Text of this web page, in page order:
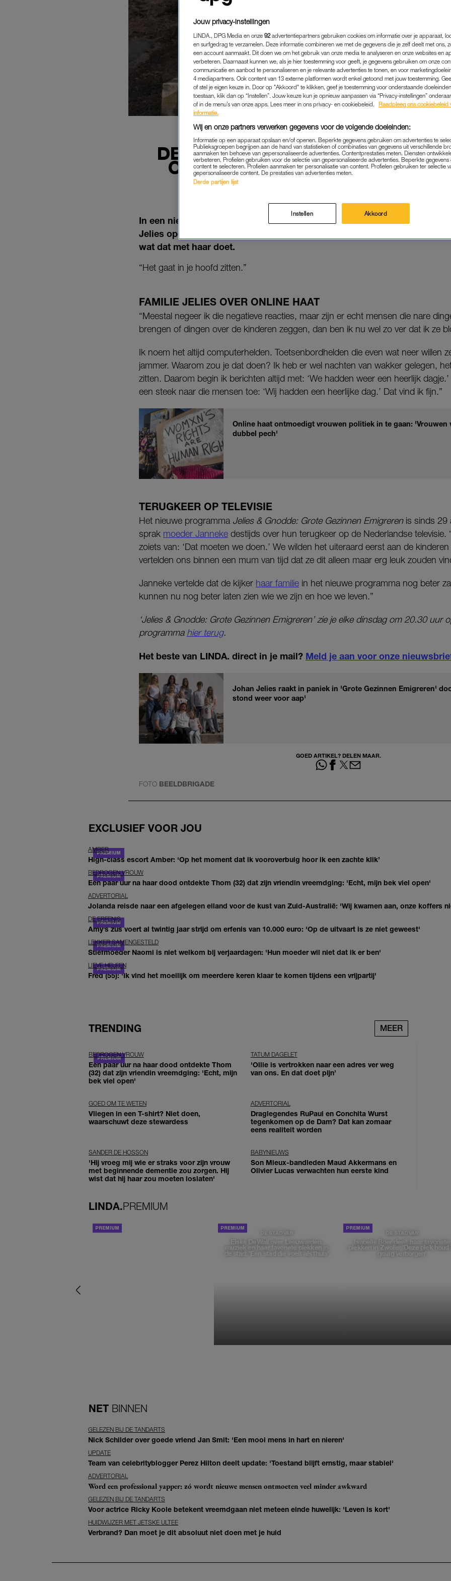
DE FAMILIE JELIES HEEFT TE
ONLINE HAAT: 'IK HEB ER
WAKKER GELEGEN'
MEDIA |BEKEND
In een nieuwe aflevering van
Jelies & Gnodde: Grote Gezinnen
Jelies openhartig dat zij en haar gezin regelmatig worden
wat dat met haar doet.
“Het gaat in je hoofd zitten.”
FAMILIE JELIES OVER ONLINE HAAT
“Meestal negeer ik die negatieve reacties, maar zijn er echt mensen die nare
brengen of dingen over de kinderen zeggen, dan ben ik nu wel zo ver dat ik ze
Ik noem het altijd computerhelden. Toetsenbordhelden die even wat neer willen
jammer. Waarom zou je dat doen? Ik heb er wel nachten van wakker gelegen,
zitten. Daarom begin ik berichten altijd met: ‘We hadden weer een heerlijk
een steek naar die mensen toe: ‘Wij hadden een heerlijke dag.’ Dat vind ik fijn.”
Online haat ontmoedigt vrouwen politiek in te gaan: 'Vrouwen
dubbel pech'
TERUGKEER OP TELEVISIE
Het nieuwe programma Jelies & Gnodde: Grote Gezinnen Emigreren is sinds 29
sprak moeder Janneke destijds over hun terugkeer op de Nederlandse televisie.
zoiets van: ‘Dat moeten we doen.’ We wilden het uiteraard eerst aan de
vertelden ons binnen een mum van tijd dat ze dit alleen maar erg leuk zouden
Janneke vertelde dat de kijker haar familie in het nieuwe programma nog beter
kunnen nu nog beter laten zien wie we zijn en hoe we leven.”
‘Jelies & Gnodde: Grote Gezinnen Emigreren’ zie je elke dinsdag om 20.30 uur
programma hier terug.
Het beste van LINDA. direct in je mail? Meld je aan voor onze
Johan Jelies raakt in paniek in 'Grote Gezinnen Emigreren'
stond weer voor aap'
GOED ARTIKEL? DELEN MAAR.
FOTO BEELDBRIGADE
EXCLUSIEF VOOR JOU
AMBER
High-class escort Amber: ‘Op het moment dat ik vooroverbuig hoor ik een zachte klik’
BEDROGEN VROUW
Een paar uur na haar dood ontdekte Thom (32) dat zijn vriendin vreemdging: 'Echt, mijn bek viel open'
ADVERTORIAL
Jolanda reisde naar een afgelegen eiland voor de kust van Zuid-Australië: 'Wij kwamen aan, onze koffers
DE ERFENIS
Amy’s zus voert al twintig jaar strijd om erfenis van 10.000 euro: 'Op de uitvaart is ze niet geweest'
LEKKER SAMENGESTELD
Stiefmoeder Naomi is niet welkom bij verjaardagen: 'Hun moeder wil niet dat ik er ben'
LIEVE HELEEN
Fred (55): 'Ik vind het moeilijk om meerdere keren klaar te komen tijdens een vrijpartij'
TRENDING MEER
BEDROGEN VROUW
Een paar uur na haar dood ontdekte Thom
(32) dat zijn vriendin vreemdging: 'Echt, mijn
bek viel open'
TATUM DAGELET
'Ollie is vertrokken naar een adres ver weg
van ons. En dat doet pijn’
GOED OM TE WETEN
Vliegen in een T-shirt? Niet doen,
waarschuwt deze stewardess
ADVERTORIAL
Draglegendes RuPaul en Conchita Wurst
tegenkomen op de Dam? Dat kan zomaar
eens realiteit worden
SANDER DE HOSSON
'Hij vroeg mij wie er straks voor zijn vrouw
met beginnende dementie zou zorgen. Hij
wist dat hij haar zou moeten loslaten'
BABYNIEUWS
Son Mieux-bandleden Maud Akkermans en
Olivier Lucas verwachten hun eerste kind
LINDA.PREMIUM
DE STAD VAN
Elske DeWall over Leeuwarden,
muziek en haar favoriete plekken in
de stad: 'Een stad die voelt als thuis'
DE STAD VAN
Isabelle Boer deelt haar favoriete
plekken in Zwolle: 'Deze plek houd
graag verborgen'
NET BINNEN
GELEZEN BIJ DE TANDARTS
Nick Schilder over goede vriend Jan Smit: 'Een mooi mens in hart en nieren'
UPDATE
Team van celebrityblogger Perez Hilton deelt update: 'Toestand blijft ernstig, maar stabiel'
ADVERTORIAL
Word een professional yapper: zó wordt nieuwe mensen ontmoeten veel minder awkward
GELEZEN BIJ DE TANDARTS
Voor actrice Ricky Koole betekent vreemdgaan niet meteen einde huwelijk: 'Leven is kort'
HUIDWIJZER MET JETSKE ULTEE
Verbrand? Dan moet je dit absoluut niet doen met je huid
Jouw privacy-instellingen
LINDA., DPG Media en onze 92 advertentiepartners gebruiken cookies om informatie over je apparaat,
en surfgedrag te verzamelen. Deze informatie combineren we met de gegevens die je zelf deelt met ons,
een account aanmaakt. Dit doen we om het gebruik van onze media te analyseren en onze websites en
verbeteren. Daarnaast kunnen we, als je hier toestemming voor geeft, je gegevens gebruiken om onze
communicatie en aanbod te personaliseren en je relevante advertenties te tonen, en voor
4 mediapartners. Ook content van 13 externe platformen wordt enkel getoond met jouw toestemming.
of stel je eigen keuze in. Door op "Akkoord" te klikken, geef je toestemming voor onderstaande
toestaan, klik dan op “Instellen”. Jouw keuze kun je opnieuw aanpassen via “Privacy-instellingen”
of in de menu’s van onze apps. Lees meer in ons privacy- en cookiebeleid.
Raadpleeg ons cookiebeleid
informatie.
Wij en onze partners verwerken gegevens voor de volgende doeleinden:
Informatie op een apparaat opslaan en/of openen. Beperkte gegevens gebruiken om advertenties te
Publieksgroepen begrijpen aan de hand van statistieken of combinaties van gegevens uit verschillende
aanmaken ten behoeve van gepersonaliseerde advertenties. Contentprestaties meten. Diensten
verbeteren. Profielen gebruiken voor de selectie van gepersonaliseerde advertenties. Beperkte
content te selecteren. Profielen aanmaken ter personalisatie van content. Profielen gebruiken ter selectie
gepersonaliseerde content. De prestaties van advertenties meten.
Derde partijen lijst
Instellen Akkoord